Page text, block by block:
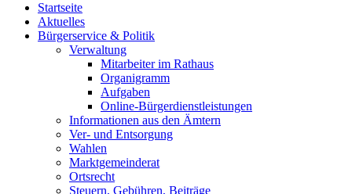
Startseite
Aktuelles
Bürgerservice & Politik
Verwaltung
Mitarbeiter im Rathaus
Organigramm
Aufgaben
Online-Bürgerdienstleistungen
Informationen aus den Ämtern
Ver- und Entsorgung
Wahlen
Marktgemeinderat
Ortsrecht
Steuern, Gebühren, Beiträge